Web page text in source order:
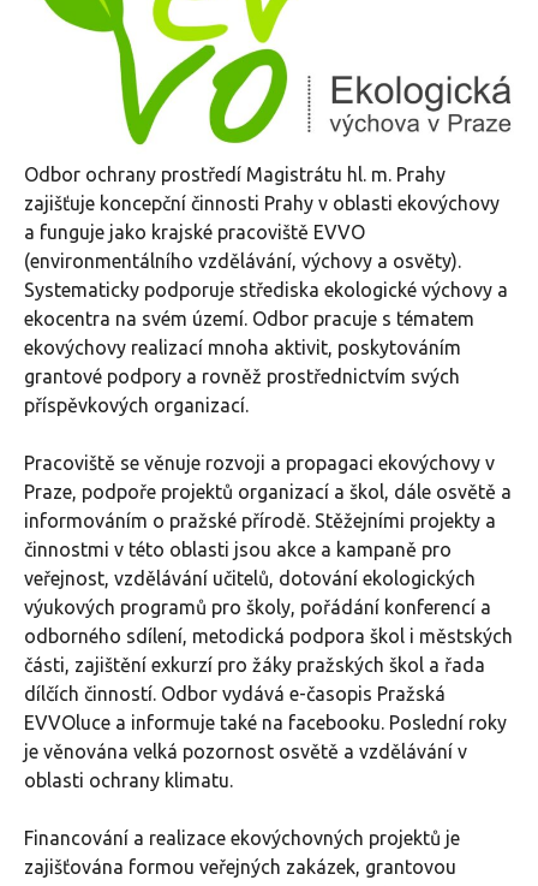
Odbor ochrany prostředí Magistrátu hl. m. Prahy
zajišťuje koncepční činnosti Prahy v oblasti ekovýchovy
a funguje jako krajské pracoviště EVVO
(environmentálního vzdělávání, výchovy a osvěty).
Systematicky podporuje střediska ekologické výchovy a
ekocentra na svém území. Odbor pracuje s tématem
ekovýchovy realizací mnoha aktivit, poskytováním
grantové podpory a rovněž prostřednictvím svých
příspěvkových organizací.
Pracoviště se věnuje rozvoji a propagaci ekovýchovy v
Praze, podpoře projektů organizací a škol, dále osvětě a
informováním o pražské přírodě. Stěžejními projekty a
činnostmi v této oblasti jsou akce a kampaně pro
veřejnost, vzdělávání učitelů, dotování ekologických
výukových programů pro školy, pořádání konferencí a
odborného sdílení, metodická podpora škol i městských
části, zajištění exkurzí pro žáky pražských škol a řada
dílčích činností. Odbor vydává e-časopis Pražská
EVVOluce a informuje také na facebooku. Poslední roky
je věnována velká pozornost osvětě a vzdělávání v
oblasti ochrany klimatu.
Financování a realizace ekovýchovných projektů je
zajišťována formou veřejných zakázek, grantovou